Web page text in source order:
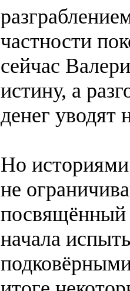
частности
сейчас
истину, а
денег уводят
Но
не
посвящённый
начала